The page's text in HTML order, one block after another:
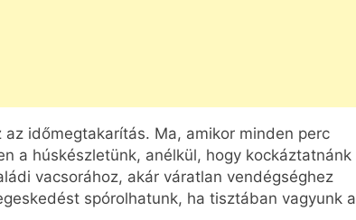
időmegtakarítás. Ma, amikor minden perc
a húskészletünk, anélkül, hogy kockáztatnánk
vacsorához, akár váratlan vendégséghez
spórolhatunk, ha tisztában vagyunk a